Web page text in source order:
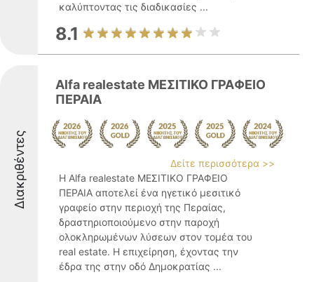
καλύπτοντας τις διαδικασίες ...
8.1
Διακριθέντες
Alfa realestate ΜΕΣΙΤΙΚΟ ΓΡΑΦΕΙΟ
ΠΕΡΑΙΑ
Δείτε περισσότερα >>
Η Alfa realestate ΜΕΣΙΤΙΚΟ ΓΡΑΦΕΙΟ
ΠΕΡΑΙΑ αποτελεί ένα ηγετικό μεσιτικό
γραφείο στην περιοχή της Περαίας,
δραστηριοποιούμενο στην παροχή
ολοκληρωμένων λύσεων στον τομέα του
real estate. Η επιχείρηση, έχοντας την
έδρα της στην οδό Δημοκρατίας ...